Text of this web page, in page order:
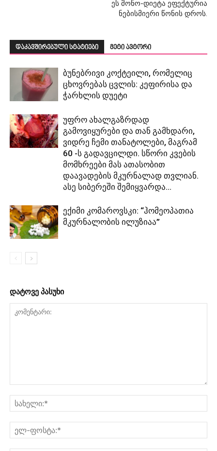
ეს მონო-დიეტა ეფექტურია
ნებისმიერი წონის დროს.
დაკავშირებული სტატიები მეტი ავტორი
ბუნებრივი კოქტეილი, რომელიც
ცხოვრებას ცვლის: კეფირისა და
ჭარხლის დუეტი
უფრო ახალგაზრდად
გამოვიყურები და თან გამხდარი,
ვიდრე ჩემი თანატოლები, მაგრამ
60 -ს გადავცილდი. სწორი კვების
მომხრეები მას ათასობით
დაავადების მკურნალად თვლიან.
ასე სიბერეში შემიყვარდა...
ექიმი კომაროვსკი: “ჰომეოპათია
მკურნალობის ილუზიაა”
დატოვე პასუხი